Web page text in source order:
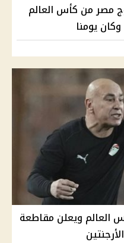
مصر من كأس العالم
يومنا
ويعلن مقاطعة